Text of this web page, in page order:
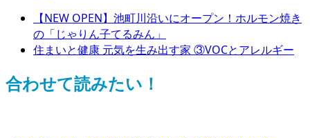
【NEW OPEN】池町川沿いにオープン！ホルモン焼き
の「じゃりん子てるみん」
住まいと健康 元気を生み出す家 ③VOCとアレルギー
合わせて読みたい！